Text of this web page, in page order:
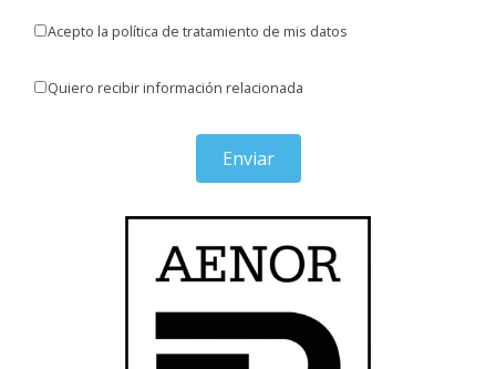
Acepto la política de tratamiento de mis datos
Quiero recibir información relacionada
Enviar